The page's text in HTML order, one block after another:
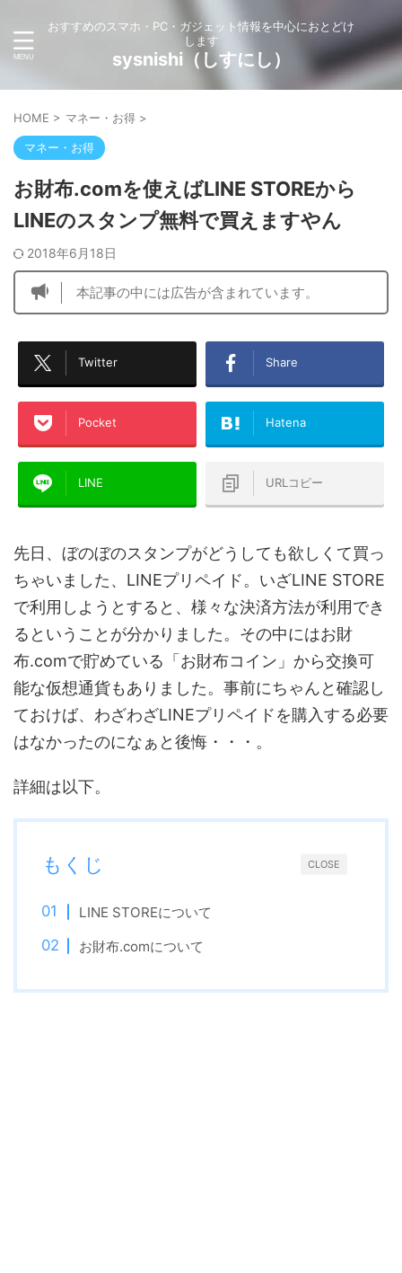
おすすめのスマホ・PC・ガジェット情報を中心におとどけ
します
sysnishi（しすにし）
HOME > マネー・お得 >
マネー・お得
お財布.comを使えばLINE STOREから
LINEのスタンプ無料で買えますやん
2018年6月18日
本記事の中には広告が含まれています。
Twitter Share
Pocket Hatena
LINE URLコピー
先日、ぼのぼのスタンプがどうしても欲しくて買っ
ちゃいました、LINEプリペイド。いざLINE STORE
で利用しようとすると、様々な決済方法が利用でき
るということが分かりました。その中にはお財
布.comで貯めている「お財布コイン」から交換可
能な仮想通貨もありました。事前にちゃんと確認し
ておけば、わざわざLINEプリペイドを購入する必要
はなかったのになぁと後悔・・・。
詳細は以下。
CLOSE
もくじ
LINE STOREについて
お財布.comについて